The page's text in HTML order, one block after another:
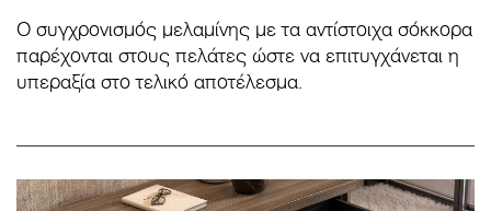
Ο συγχρονισμός μελαμίνης με τα αντίστοιχα σόκκορα
παρέχονται στους πελάτες ώστε να επιτυγχάνεται η
υπεραξία στο τελικό αποτέλεσμα.